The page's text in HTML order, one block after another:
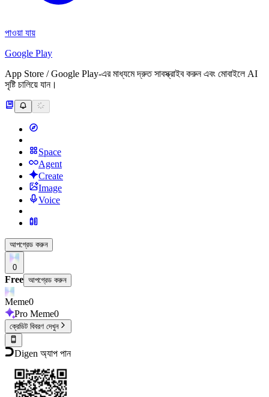
পাওয়া যায়
Google Play
App Store / Google Play-এর মাধ্যমে দ্রুত সাবস্ক্রাইব করুন এবং মোবাইলে AI
সৃষ্টি চালিয়ে যান।
Space
Agent
Create
Image
Voice
আপগ্রেড করুন
0
Free আপগ্রেড করুন
Meme0
Pro Meme0
ক্রেডিট বিবরণ দেখুন
Digen অ্যাপ পান